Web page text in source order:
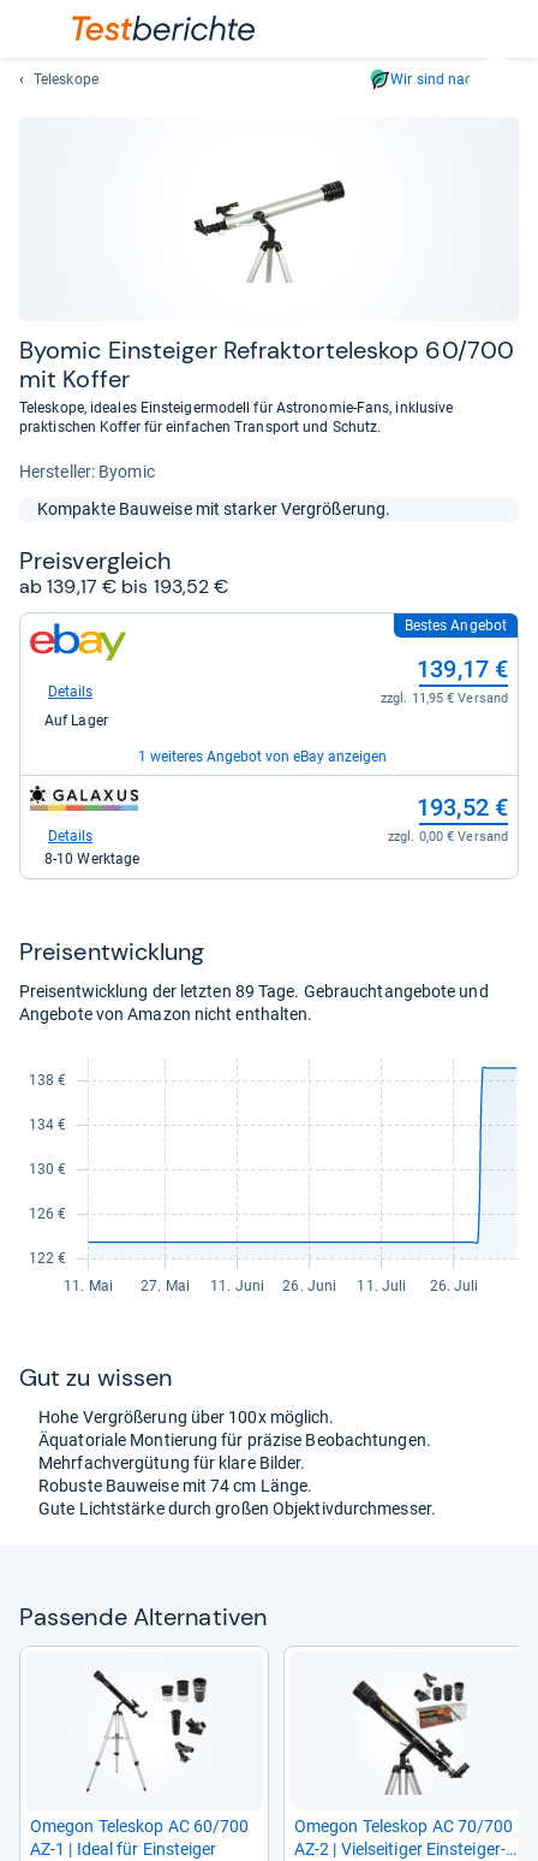
Teleskope Wir sind nachhaltig
Byo­mic Ein­stei­ger Refrak­tor­te­le­skop 60/700
mit Kof­fer
Teleskope, ideales Einsteigermodell für Astronomie-Fans, inklusive
praktischen Koffer für einfachen Transport und Schutz.
Her­stel­ler: Byomic
Kompakte Bauweise mit starker Vergrößerung.
Preis­ver­gleich
ab 139,17 € bis 193,52 €
zum
Shop:
eBay
139,17
Bestes Angebot
139,17 €
zzgl. 11,95 € Versand
Details
Auf Lager
1 weiteres Angebot von eBay anzeigen
zum
Shop:
eBay
174,80 €
zzgl. 5,95 € Versand
Details
Auf Lager
zum
Shop:
galaxus
193,52 €
zzgl. 0,00 € Versand
Details
8-10 Werktage
Preis­ent­wick­lung
Preisentwicklung der letzten 89 Tage. Gebrauchtangebote und
Angebote von Amazon nicht enthalten.
Gut zu wis­sen
Hohe Ver­grö­ße­rung über 100x mög­lich.
Äqua­to­riale Mon­tie­rung für prä­zise Beob­ach­tun­gen.
Mehr­fach­ver­gü­tung für klare Bil­der.
Robuste Bau­weise mit 74 cm Länge.
Gute Licht­stärke durch großen Objek­tiv­durch­mes­ser.
Pas­sende Alter­na­ti­ven
Ome­gon Tele­skop AC 60/700
AZ-​1 | Ideal für Ein­stei­ger
Ome­gon Tele­skop AC 70/700
AZ-​2 | Viel­sei­ti­ger Ein­stei­ger-​